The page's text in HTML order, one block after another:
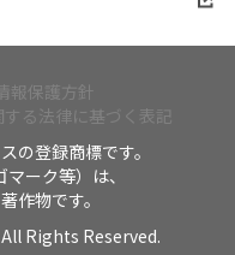
報保護方針
る法律に基づく表記
の登録商標です。
ーク等）は、
作物です。
Rights Reserved.